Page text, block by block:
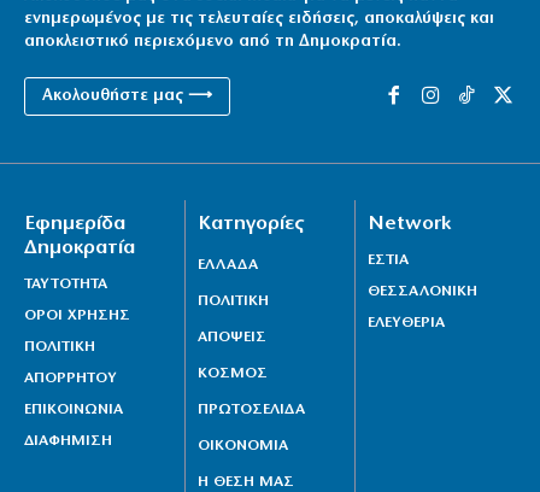
ενημερωμένος με τις τελευταίες ειδήσεις, αποκαλύψεις και
αποκλειστικό περιεχόμενο από τη Δημοκρατία.
Ακολουθήστε μας ⟶
Εφημερίδα
Δημοκρατία
ΤΑΥΤΟΤΗΤΑ
ΟΡΟΙ ΧΡΗΣΗΣ
ΠΟΛΙΤΙΚΗ
ΑΠΟΡΡΗΤΟΥ
ΕΠΙΚΟΙΝΩΝΙΑ
ΔΙΑΦΗΜΙΣΗ
Κατηγορίες
ΕΛΛΑΔΑ
ΠΟΛΙΤΙΚΗ
ΑΠΟΨΕΙΣ
ΚΟΣΜΟΣ
ΠΡΩΤΟΣΕΛΙΔΑ
ΟΙΚΟΝΟΜΙΑ
Η ΘΕΣΗ ΜΑΣ
Network
ΕΣΤΙΑ
ΘΕΣΣΑΛΟΝΙΚΗ
ΕΛΕΥΘΕΡΙΑ